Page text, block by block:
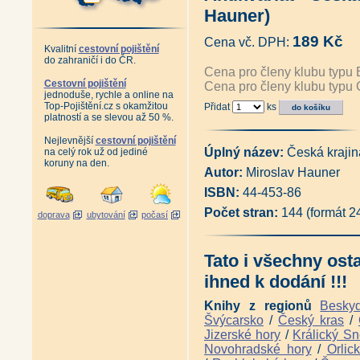
Kvalitní cestovní pojištění
do zahraničí i do ČR.
Cestovní pojištění
jednoduše, rychle a online na
Top-Pojištění.cz s okamžitou
platností a se slevou až 50 %.
Nejlevnější cestovní pojištění
na celý rok už od jediné
koruny na den.
doprava ubytování počasí
České Krušnohoří před
Z historie hornictví v obci
Vzpomínka na závod Libík
Antikvariát - Česko-německý
český slovník názvů měst,
Sada Boží Dar a jeho nejen
Znovuzrození rozhledny na
Jáchymov - Joachimsthal - I.
Jáchymov město stříbra,
Schlikové a dobývání stříbra
Antikvariát - Hornická postila
1617 (pokračovatelé
Antikvariát - 1000 let
Antikvariát - Od Vejprt po
David Becher a Karlovy Vary
Karl Ernstberger (Lubomír
Kapitoly z historie západních
Kapitoly z historie západních
Tajemství západní hranice -
Tajemné stezky - Za
Tajemné stezky - Z hradu na
Tajemné stezky - Hornickou
Hauner)
Cena vč. DPH: 189 Kč
Cena pro členy klubu typu
Cena pro členy klubu typu
Přidat ks
Úplný název: Česká
Autor: Miroslav Hauner
ISBN: 44-453-86
Počet stran: 144 (formát
Tato i všechny
ihned k dodání !!!
Knihy z regionů
Švýcarsko / Český kras /
Jizerské hory / Králický
Novohradské hory/